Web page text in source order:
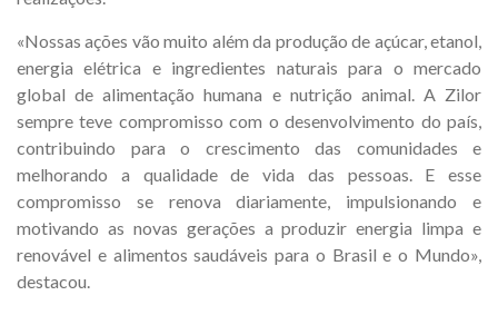
«Nossas ações vão muito além da produção de açúcar, etanol,
energia elétrica e ingredientes naturais para o mercado
global de alimentação humana e nutrição animal. A Zilor
sempre teve compromisso com o desenvolvimento do país,
contribuindo para o crescimento das comunidades e
melhorando a qualidade de vida das pessoas. E esse
compromisso se renova diariamente, impulsionando e
motivando as novas gerações a produzir energia limpa e
renovável e alimentos saudáveis para o Brasil e o Mundo»,
destacou.